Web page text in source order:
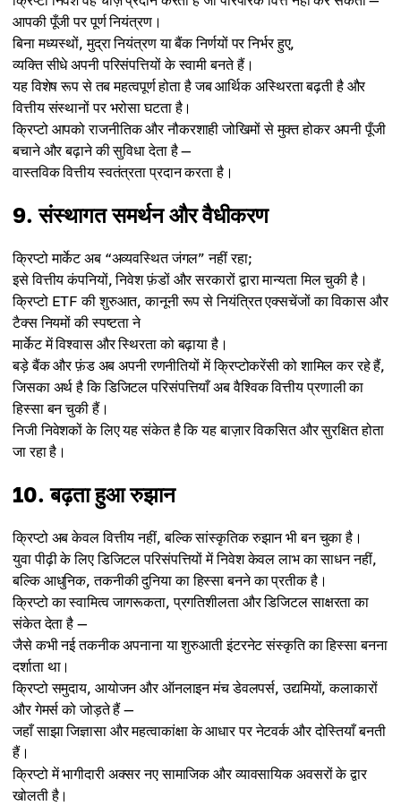
आपकी पूँजी पर पूर्ण नियंत्रण।
बिना मध्यस्थों, मुद्रा नियंत्रण या बैंक निर्णयों पर निर्भर हुए,
व्यक्ति सीधे अपनी परिसंपत्तियों के स्वामी बनते हैं।
यह विशेष रूप से तब महत्वपूर्ण होता है जब आर्थिक अस्थिरता बढ़ती है और
वित्तीय संस्थानों पर भरोसा घटता है।
क्रिप्टो आपको राजनीतिक और नौकरशाही जोखिमों से मुक्त होकर अपनी पूँजी
बचाने और बढ़ाने की सुविधा देता है —
वास्तविक वित्तीय स्वतंत्रता प्रदान करता है।
9. संस्थागत समर्थन और वैधीकरण
क्रिप्टो मार्केट अब “अव्यवस्थित जंगल” नहीं रहा;
इसे वित्तीय कंपनियों, निवेश फ़ंडों और सरकारों द्वारा मान्यता मिल चुकी है।
क्रिप्टो ETF की शुरुआत, कानूनी रूप से नियंत्रित एक्सचेंजों का विकास और
टैक्स नियमों की स्पष्टता ने
मार्केट में विश्वास और स्थिरता को बढ़ाया है।
बड़े बैंक और फ़ंड अब अपनी रणनीतियों में क्रिप्टोकरेंसी को शामिल कर रहे हैं,
जिसका अर्थ है कि डिजिटल परिसंपत्तियाँ अब वैश्विक वित्तीय प्रणाली का
हिस्सा बन चुकी हैं।
निजी निवेशकों के लिए यह संकेत है कि यह बाज़ार विकसित और सुरक्षित होता
जा रहा है।
10. बढ़ता हुआ रुझान
क्रिप्टो अब केवल वित्तीय नहीं, बल्कि सांस्कृतिक रुझान भी बन चुका है।
युवा पीढ़ी के लिए डिजिटल परिसंपत्तियों में निवेश केवल लाभ का साधन नहीं,
बल्कि आधुनिक, तकनीकी दुनिया का हिस्सा बनने का प्रतीक है।
क्रिप्टो का स्वामित्व जागरूकता, प्रगतिशीलता और डिजिटल साक्षरता का
संकेत देता है —
जैसे कभी नई तकनीक अपनाना या शुरुआती इंटरनेट संस्कृति का हिस्सा बनना
दर्शाता था।
क्रिप्टो समुदाय, आयोजन और ऑनलाइन मंच डेवलपर्स, उद्यमियों, कलाकारों
और गेमर्स को जोड़ते हैं —
जहाँ साझा जिज्ञासा और महत्वाकांक्षा के आधार पर नेटवर्क और दोस्तियाँ बनती
हैं।
क्रिप्टो में भागीदारी अक्सर नए सामाजिक और व्यावसायिक अवसरों के द्वार
खोलती है।